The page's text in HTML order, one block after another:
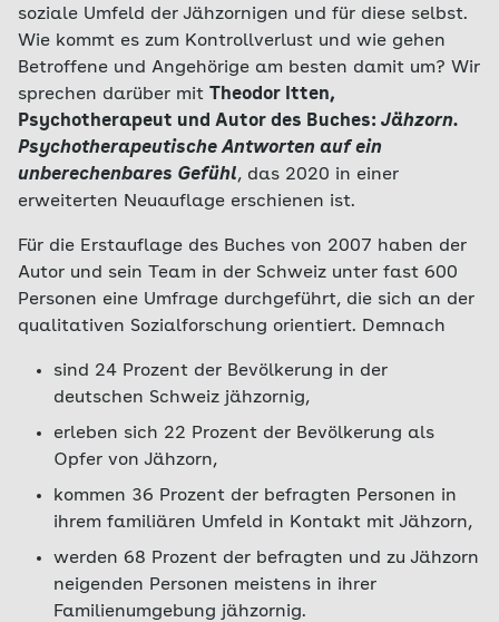
soziale Umfeld der Jähzornigen und für diese selbst.
Wie kommt es zum Kontrollverlust und wie gehen
Betroffene und Angehörige am besten damit um? Wir
sprechen darüber mit
Theodor Itten,
Psychotherapeut und Autor des Buches: Jähzorn.
Psychotherapeutische Antworten auf ein
unberechenbares Gefühl, das 2020 in einer
erweiterten Neuauflage erschienen ist.
Für die Erstauflage des Buches von 2007 haben der
Autor und sein Team in der Schweiz unter fast 600
Personen eine Umfrage durchgeführt, die sich an der
qualitativen Sozialforschung orientiert. Demnach
sind 24 Prozent der Bevölkerung in der
deutschen Schweiz jähzornig,
erleben sich 22 Prozent der Bevölkerung als
Opfer von Jähzorn,
kommen 36 Prozent der befragten Personen in
ihrem familiären Umfeld in Kontakt mit Jähzorn,
werden 68 Prozent der befragten und zu Jähzorn
neigenden Personen meistens in ihrer
Familienumgebung jähzornig.